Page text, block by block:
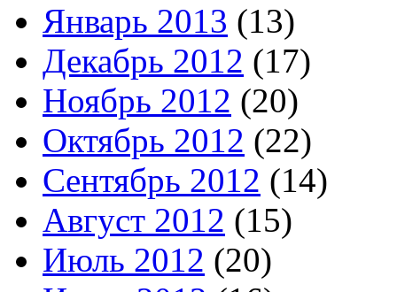
Январь 2013 (13)
Декабрь 2012 (17)
Ноябрь 2012 (20)
Октябрь 2012 (22)
Сентябрь 2012 (14)
Август 2012 (15)
Июль 2012 (20)